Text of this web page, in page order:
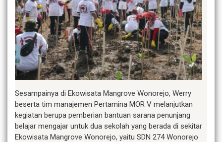
Sesampainya di Ekowisata Mangrove Wonorejo, Werry
beserta tim manajemen Pertamina MOR V melanjutkan
kegiatan berupa pemberian bantuan sarana penunjang
belajar mengajar untuk dua sekolah yang berada di sekitar
Ekowisata Mangrove Wonorejo, yaitu SDN 274 Wonorejo